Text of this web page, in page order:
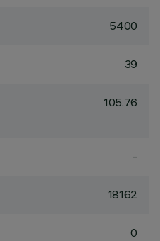
5400
39
105.76
-
18162
0